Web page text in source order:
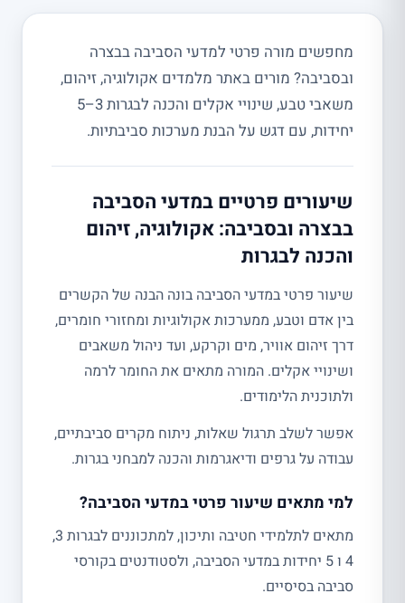
מחפשים מורה פרטי למדעי הסביבה בבצרה
ובסביבה? מורים באתר מלמדים אקולוגיה, זיהום,
משאבי טבע, שינויי אקלים והכנה לבגרות 3–5
יחידות, עם דגש על הבנת מערכות סביבתיות.
שיעורים פרטיים במדעי הסביבה
בבצרה ובסביבה: אקולוגיה, זיהום
והכנה לבגרות
שיעור פרטי במדעי הסביבה בונה הבנה של הקשרים
בין אדם וטבע, ממערכות אקולוגיות ומחזורי חומרים,
דרך זיהום אוויר, מים וקרקע, ועד ניהול משאבים
ושינויי אקלים. המורה מתאים את החומר לרמה
ולתוכנית הלימודים.
אפשר לשלב תרגול שאלות, ניתוח מקרים סביבתיים,
עבודה על גרפים ודיאגרמות והכנה למבחני בגרות.
למי מתאים שיעור פרטי במדעי הסביבה?
מתאים לתלמידי חטיבה ותיכון, למתכוננים לבגרות 3,
4 ו 5 יחידות במדעי הסביבה, ולסטודנטים בקורסי
סביבה בסיסיים.